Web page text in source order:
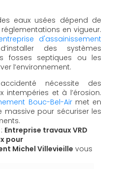
eaux usées dépend de
en vigueur.
d'assainissement
des systèmes
fosses septiques ou les
l’environnement.
nécessite des
intempéries et à l’érosion.
Bouc-Bel-Airmet en
pour sécuriser les
Entreprise travaux VRD
pour
Michel Villevieille vous